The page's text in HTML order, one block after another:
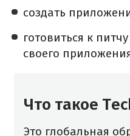
создать
готовиться к
своего
Что такое
Это глобальная